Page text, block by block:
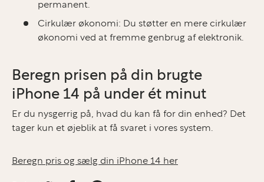
permanent.
Cirkulær økonomi: Du støtter en mere cirkulær
økonomi ved at fremme genbrug af elektronik.
Beregn prisen på din brugte
iPhone 14 på under ét minut
Er du nysgerrig på, hvad du kan få for din enhed? Det
tager kun et øjeblik at få svaret i vores system.
Beregn pris og sælg din iPhone 14 her